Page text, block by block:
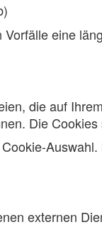
eine
die auf
Die
externen